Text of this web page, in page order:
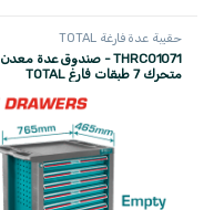
حقيبة عدة فارغة TOTAL
THRC01071 - صندوق عدة معدن
متحرك 7 طبقات فارغ TOTAL